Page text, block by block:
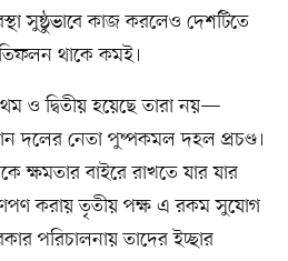
সুষ্ঠুভাবে কাজ করলেও দেশটিতে
থাকে কমই।
ও দ্বিতীয় হয়েছে তারা নয়—
দলের নেতা পুষ্পকমল দহল প্রচণ্ড।
ক্ষমতার বাইরে রাখতে যার যার
করায় তৃতীয় পক্ষ এ রকম সুযোগ
পরিচালনায় তাদের ইচ্ছার